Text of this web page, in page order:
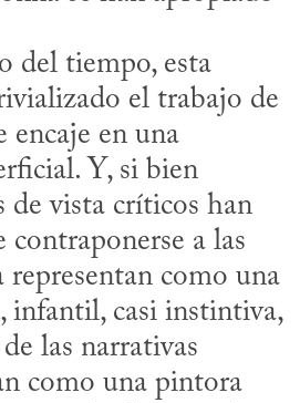
el trabajo de
Y, si bien
de vista críticos han
contraponerse a las
representan como una
infantil, casi instintiva,
las narrativas
como una pintora